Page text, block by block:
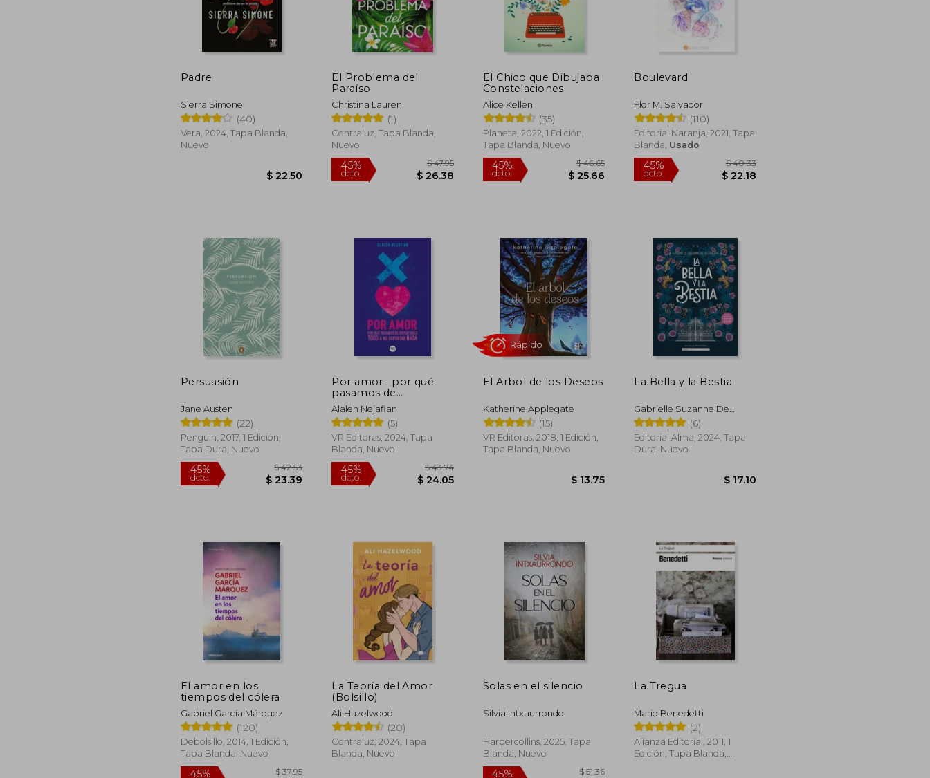
45% 45%
dcto.
45%
dcto.
45%
Padre
Sierra Simone
(40)
Vera, 2024, Tapa Blanda,
Nuevo
$ 22.50
El Problema del
Paraíso
Christina Lauren
(1)
Contraluz, Tapa Blanda,
Nuevo
dcto. $ 26.38
El Chico que Dibujaba
Constelaciones
Alice Kellen
(35)
Planeta, 2022, 1 Edición,
Tapa Blanda, Nuevo
dcto. $ 25.66
Boulevard
Flor M. Salvador
(110)
Editorial Naranja, 2021, Tapa
Blanda, Usado
dcto.
Persuasión
Jane Austen
(22)
Penguin, 2017, 1 Edición,
Tapa Dura, Nuevo
45%
dcto.
$ 42.53
$ 23.39
Por amor : por qué
pasamos de
soportarlo todo a no
soportar nada
Alaleh Nejafian
(5)
VR Editoras, 2024, Tapa
Blanda, Nuevo
45%
dcto.
$ 43.74
El Arbol de los Deseos
Katherine Applegate
(15)
VR Editoras, 2018, 1 Edición,
Tapa Blanda, Nuevo
$ 13.75
La Bella y la Bestia
Gabrielle Suzanne De
Vileneuve
(6)
Editorial Alma, 2024, Tapa
Dura, Nuevo
El amor en los
tiempos del cólera
Gabriel García Márquez
(120)
Debolsillo, 2014, 1 Edición,
Tapa Blanda, Nuevo
La Teoría del Amor
(Bolsillo)
Ali Hazelwood
(20)
Contraluz, 2024, Tapa
Blanda, Nuevo
Solas en el silencio
Silvia Intxaurrondo
Harpercollins, 2025, Tapa
Blanda, Nuevo
La Tregua
Mario Benedetti
(2)
Alianza Editorial, 2011, 1
Edición, Tapa Blanda,